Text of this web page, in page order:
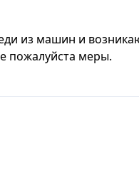
из машин и
пожалуйста меры.